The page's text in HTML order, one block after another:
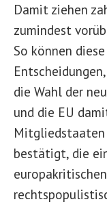
Damit ziehen
zumindest
So können
die Wahl der
und die EU
Mitgliedstaaten
bestätigt, die